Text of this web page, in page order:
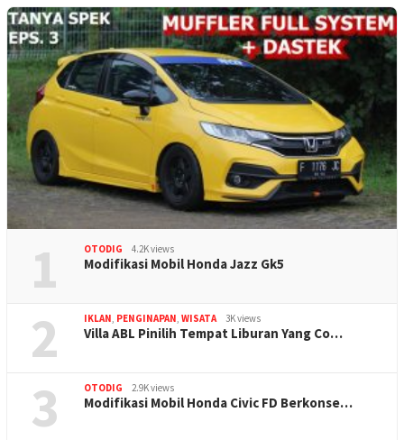
1 OTODIG 4.2K views
Modifikasi Mobil Honda Jazz Gk5
2 IKLAN PENGINAPAN WISATA 3K views
Villa ABL Pinilih Tempat Liburan Yang Co…
3 OTODIG 2.9K views
Modifikasi Mobil Honda Civic FD Berkonse…